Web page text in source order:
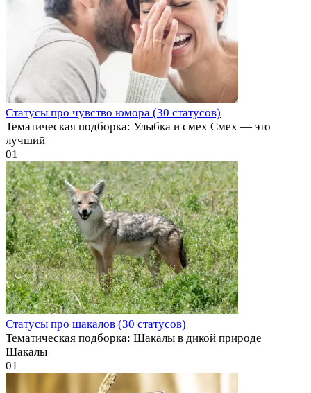
Статусы про чувство юмора (30 статусов)
Тематическая подборка: Улыбка и смех Смех — это
лучший
01
Статусы про шакалов (30 статусов)
Тематическая подборка: Шакалы в дикой природе
Шакалы
01